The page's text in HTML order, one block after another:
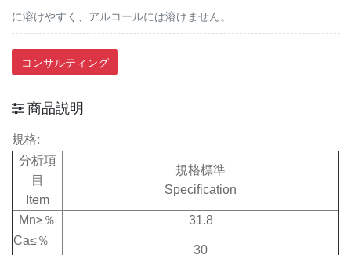
に溶けやすく、アルコールには溶けません。
コンサルティング
商品説明
規格:
分析項
目
Item
規格標準
Specification
Mn≥％
31.8
Ca≤％
30